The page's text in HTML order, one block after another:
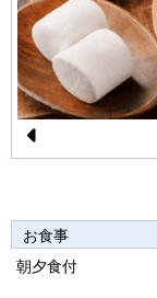
Pr
vi
o
お食事
朝夕食付